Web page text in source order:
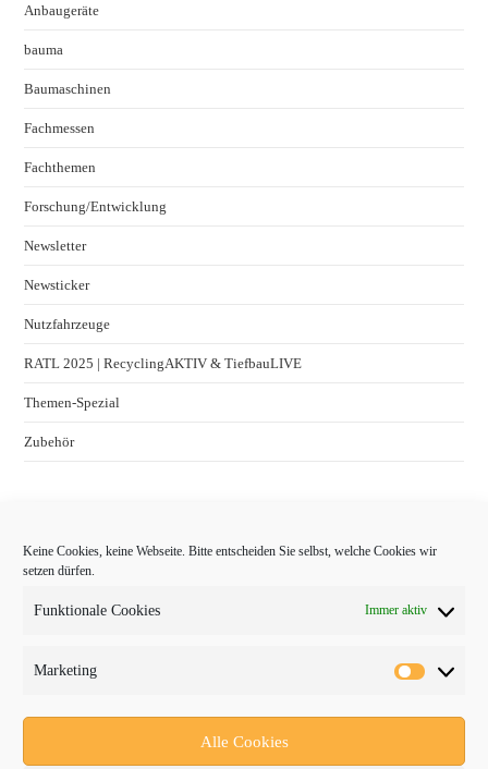
Keine Cookies, keine Webseite. Bitte entscheiden Sie selbst, welche Cookies wir
setzen dürfen.
Funktionale Cookies Immer aktiv
Marketing
Alle Cookies
Anbaugeräte
bauma
Baumaschinen
Fachmessen
Fachthemen
Forschung/Entwicklung
Newsletter
Newsticker
Nutzfahrzeuge
RATL 2025 | RecyclingAKTIV & TiefbauLIVE
Themen-Spezial
Zubehör